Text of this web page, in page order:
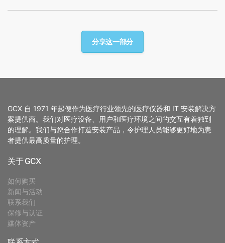
分享这一部分
GCX 自 1971 年起便作为医疗行业领先的医疗仪器和 IT 安装解决方
案提供商。我们对医疗设备、用户和医疗环境之间的交互有着独到
的理解。我们与您合作打造安装产品，令护理人员能够更好地为患
者提供最高质量的护理。
关于 GCX
如何购买
新闻与活动
联系我们
保修与认证
媒体资产